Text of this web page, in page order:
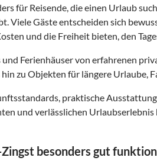
für Reisende, die einen Urlaub
Viele Gäste entscheiden sich
und die Freiheit bieten, den
Ferienhäuser von erfahrenen
zu Objekten für längere Urlaube,
praktische
und verlässlichen Urlaubserlebnis
besonders gut